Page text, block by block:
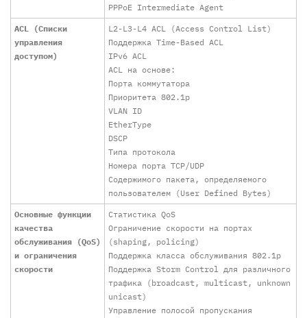
PPPoE Intermediate Agent
ACL (Списки
управления
доступом)
L2-L3-L4 ACL (Access Control List)
Поддержка Time-Based ACL
IPv6 ACL
ACL на основе:
Порта коммутатора
Приоритета 802.1p
VLAN ID
EtherType
DSCP
Типа протокола
Номера порта TCP/UDP
Содержимого пакета, определяемого
пользователем (User Defined Bytes)
Основные функции
качества
обслуживания (QoS)
и ограничения
скорости
Статистика QoS
Ограничение скорости на портах
(shaping, policing)
Поддержка класса обслуживания 802.1p
Поддержка Storm Control для различного
трафика (broadcast, multicast, unknown
unicast)
Управление полосой пропускания